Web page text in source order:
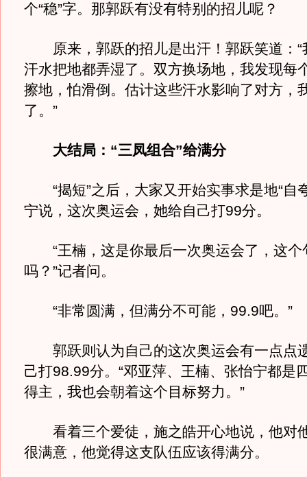
个“稳”字。那郭跃有没有特别的招儿呢？
原来，郭跃的招儿是出汗！郭跃笑道：“
汗水把地都弄湿了。双方换场地，我发现每
擦地，怕滑倒。估计这些汗水影响了对方，
了。”
大结局：“三凤组合”给满分
“揭短”之后，大家又开始实事求是地“自
宁说，这次奥运会，她给自己打99分。
“王楠，这是你最后一次奥运会了，这个
吗？”记者问。
“非常圆满，但满分不可能，99.9吧。”
郭跃则认为自己的这次奥运会有一点点
己打98.99分。“邓亚萍、王楠、张怡宁都是
得主，我也会朝着这个目标努力。”
看着三个爱徒，施之皓开心地说，他对
很满意，他觉得这支队伍应该得满分。